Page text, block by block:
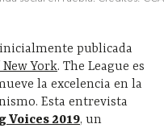
publicada
York. The League es
la excelencia en la
Esta entrevista
Voices 2019, un